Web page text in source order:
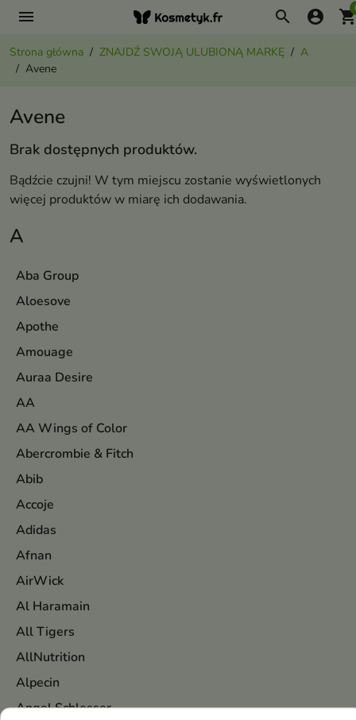
menu search account_circle
Strona główna ZNAJDŹ SWOJĄ ULUBIONĄ MARKĘ
A
Avene
A
Aba Group
Aloesove
Apothe
Amouage
Auraa Desire
AA
AA Wings of Color
Abercrombie & Fitch
Abib
Accoje
Adidas
Afnan
AirWick
Al Haramain
All Tigers
AllNutrition
Alpecin
Angel Schlesser
Avene
Brak dostępnych produktów.
Bądźcie czujni! W tym miejscu zostanie wyświetlonych
więcej produktów w miarę ich dodawania.